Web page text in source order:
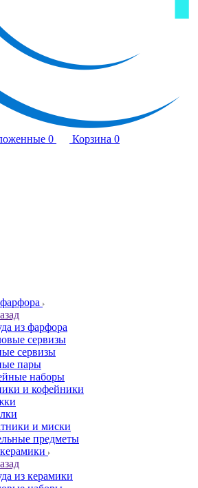
0 Корзина 0
из фарфора
сервизы
сервизы
пары
наборы
и кофейники
и миски
предметы
из керамики